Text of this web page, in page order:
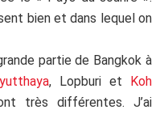
bien et dans lequel on
partie de Bangkok à
, Lopburi et Koh
très différentes. J’ai